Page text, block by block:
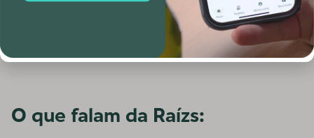
Escolha suas frutas, legumes, pães e outros produtos
orgânicos online
O que falam da Raízs: